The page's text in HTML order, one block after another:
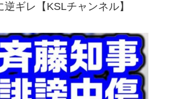
ギレ【KSLチャンネル】